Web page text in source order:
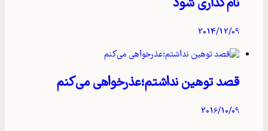
2014/12/09
قصد توهین نداشتم؛عذرخواهی می‌کنم
2016/10/09